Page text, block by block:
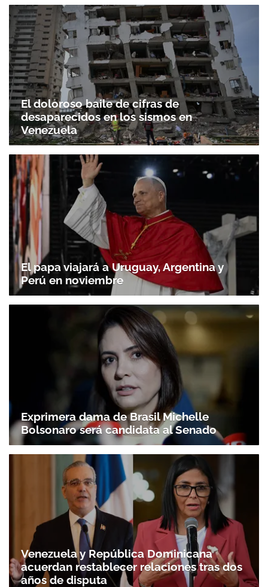
El doloroso baile de cifras de
desaparecidos en los sismos en
Venezuela
El papa viajará a Uruguay, Argentina y
Perú en noviembre
Exprimera dama de Brasil Michelle
Bolsonaro será candidata al Senado
Venezuela y República Dominicana
acuerdan restablecer relaciones tras dos
años de disputa